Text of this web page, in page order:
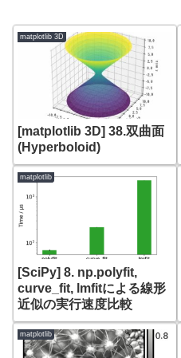
matplotlib 3D
[matplotlib 3D] 38.双曲面
(Hyperboloid)
matplotlib
[SciPy] 8. np.polyfit,
curve_fit, lmfitによる線形
近似の実行速度比較
matplotlib